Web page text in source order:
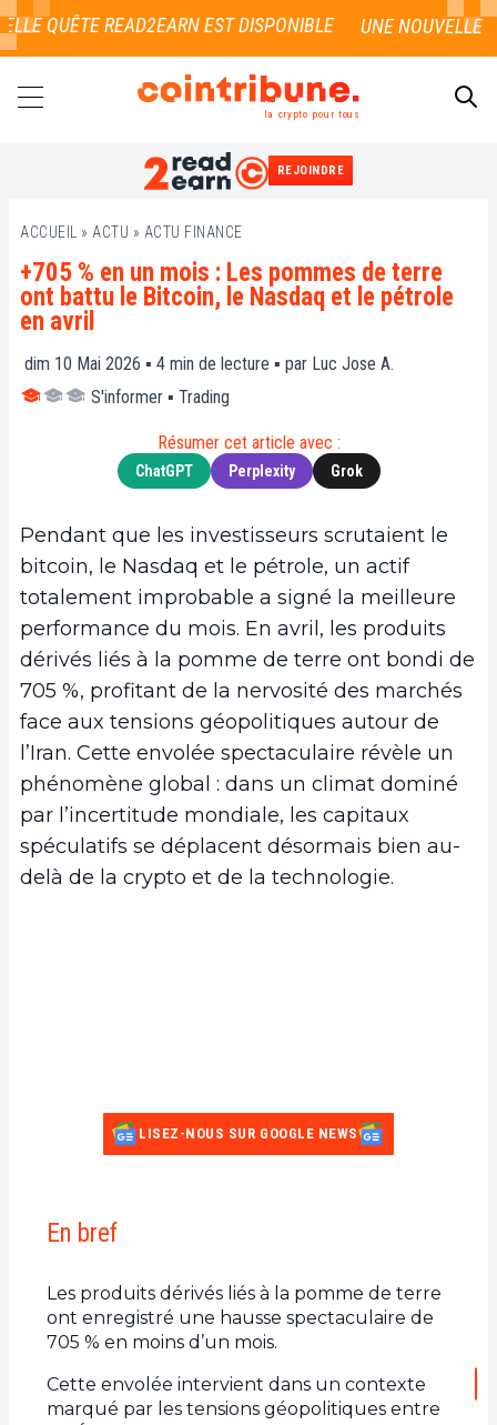
QUÊTE READ2EARN EST DISPONIBLE
la crypto pour tous
REJOINDRE
ACCUEIL » ACTU » ACTU FINANCE
+705 % en un mois : Les pommes de terre
ont battu le Bitcoin, le Nasdaq et le pétrole
en avril
dim 10 Mai 2026 ▪ 4 min de lecture ▪ par Luc Jose A.
S'informer ▪ Trading
Résumer cet article avec :
ChatGPT Perplexity Grok
Pendant que les investisseurs scrutaient le
bitcoin, le Nasdaq et le pétrole, un actif
totalement improbable a signé la meilleure
performance du mois. En avril, les produits
dérivés liés à la pomme de terre ont bondi de
705 %, profitant de la nervosité des marchés
face aux tensions géopolitiques autour de
l’Iran. Cette envolée spectaculaire révèle un
phénomène global : dans un climat dominé
par l’incertitude mondiale, les capitaux
spéculatifs se déplacent désormais bien au-
delà de la crypto et de la technologie.
LISEZ-NOUS SUR GOOGLE NEWS
En bref
Les produits dérivés liés à la pomme de terre
ont enregistré une hausse spectaculaire de
705 % en moins d’un mois.
Cette envolée intervient dans un contexte
marqué par les tensions géopolitiques entre